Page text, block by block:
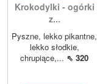
Krokodylki - ogórki
z...
Pyszne, lekko pikantne,
lekko słodkie,
chrupiące,... ⇖ 320